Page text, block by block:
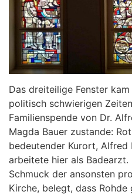
Das dreiteilige Fenster
politisch schwierigen
Familienspende von Dr.
Magda Bauer zustande:
bedeutender Kurort, Alfred
arbeitete hier als Badearzt.
Schmuck der ansonsten
Kirche, belegt, dass